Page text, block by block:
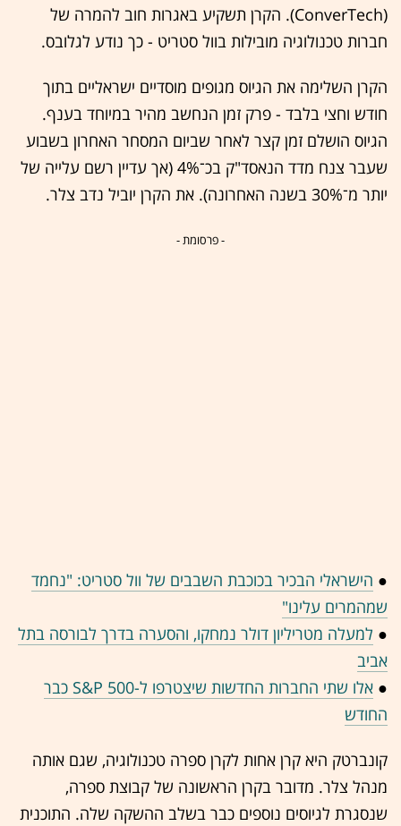
(ConverTech). הקרן תשקיע באגרות חוב להמרה של
חברות טכנולוגיה מובילות בוול סטריט - כך נודע לגלובס.
הקרן השלימה את הגיוס מגופים מוסדיים ישראליים בתוך
חודש וחצי בלבד - פרק זמן הנחשב מהיר במיוחד בענף.
הגיוס הושלם זמן קצר לאחר שביום המסחר האחרון בשבוע
שעבר צנח מדד הנאסד"ק בכ־4% (אך עדיין רשם עלייה של
יותר מ־30% בשנה האחרונה). את הקרן יוביל נדב צלר.
- פרסומת -
● הישראלי הבכיר בכוכבת השבבים של וול סטריט: "נחמד
שמהמרים עלינו"
● למעלה מטריליון דולר נמחקו, והסערה בדרך לבורסה בתל
אביב
●
אלו שתי החברות החדשות שיצטרפו ל-S&P 500 כבר
החודש
קונברטק היא קרן אחות לקרן ספרה טכנולוגיה, שגם אותה
מנהל צלר. מדובר בקרן הראשונה של קבוצת ספרה,
שנסגרת לגיוסים נוספים כבר בשלב ההשקה שלה. התוכנית